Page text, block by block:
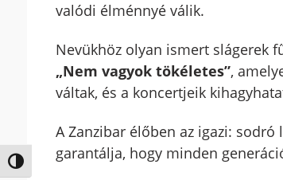
Nagy kontraszt váltása
valódi élménnyé válik.
Nevükhöz olyan ismert slágerek
„Nem vagyok tökéletes”,
váltak, és a koncertjeik
A Zanzibar élőben az igazi:
garantálja, hogy minden